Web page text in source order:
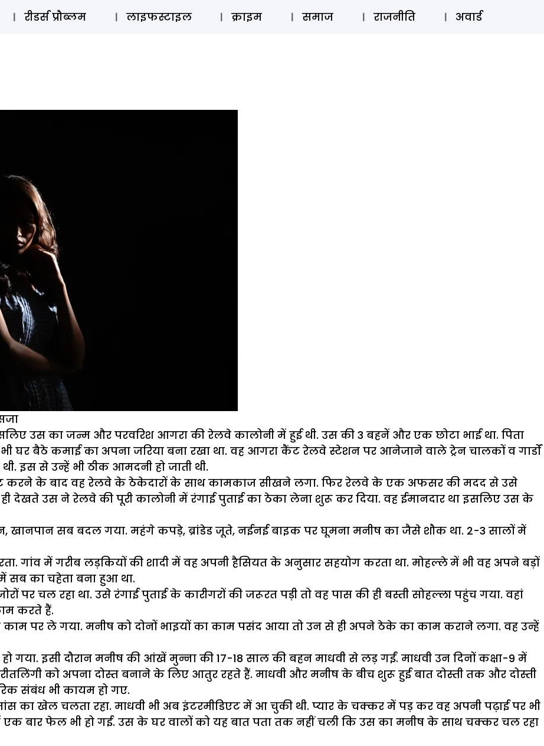
ऑडियो स्टोरी लॉग इन ⚲ SUBSCRIBE
रीडर्स प्रौब्लम लाइफस्टाइल क्राइम समाज राजनीति अवार्ड
उस का जन्म और परवरिश आगरा की रेलवे कालोनी में हुई थी. उस की 3 बहनें और एक छोटा भाई था. पिता
घर बैठे कमाई का अपना जरिया बना रखा था. वह आगरा कैंट रेलवे स्टेशन पर आनेजाने वाले ट्रेन चालकों व गार्डों
इस से उन्हें भी ठीक आमदनी हो जाती थी.
करने के बाद वह रेलवे के ठेकेदारों के साथ कामकाज सीखने लगा. फिर रेलवे के एक अफसर की मदद से उसे
उस ने रेलवे की पूरी कालोनी में रंगाई पुताई का ठेका लेना शुरू कर दिया. वह ईमानदार था इसलिए उस के
खानपान सब बदल गया. महंगे कपड़े, ब्रांडेड जूते, नईनई बाइक पर घूमना मनीष का जैसे शौक था. 2-3 सालों में
गांव में गरीब लड़कियों की शादी में वह अपनी हैसियत के अनुसार सहयोग करता था. मोहल्ले में भी वह अपने बड़ों
सब का चहेता बना हुआ था.
पर चल रहा था. उसे रंगाई पुताई के कारीगरों की जरूरत पड़ी तो वह पास की ही बस्ती सोहल्ला पहुंच गया. वहां
करते हैं.
पर ले गया. मनीष को दोनों भाइयों का काम पसंद आया तो उन से ही अपने ठेके का काम कराने लगा. वह उन्हें
गया. इसी दौरान मनीष की आंखें मुन्ना की 17-18 साल की बहन माधवी से लड़ गईं. माधवी उन दिनों कक्षा-9 में
को अपना दोस्त बनाने के लिए आतुर रहते हैं. माधवी और मनीष के बीच शुरू हुई बात दोस्ती तक और दोस्ती
संबंध भी कायम हो गए.
का खेल चलता रहा. माधवी भी अब इंटरमीडिएट में आ चुकी थी. प्यार के चक्कर में पड़ कर वह अपनी पढ़ाई पर भी
में एक बार फेल भी हो गई. उस के घर वालों को यह बात पता तक नहीं चली कि उस का मनीष के साथ चक्कर चल रहा